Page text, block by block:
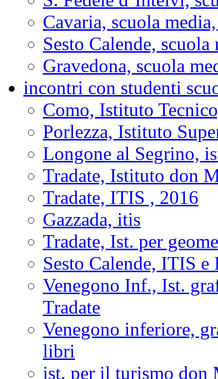
Cavaria, scuola
Sesto Calende,
Gravedona, scuola
incontri con studenti
Como, Istituto
Porlezza, Istituto
Longone al Segrino,
Tradate, Istituto don
Tradate, ITIS , 2016
Gazzada, itis
Tradate, Ist. per
Sesto Calende, ITIS
Venegono Inf., Ist.
Tradate
Venegono inferiore,
libri
ist. per il turismo don